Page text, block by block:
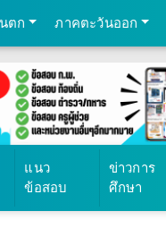
ตก ภาคตะวันออก
แนว
ข้อสอบ
ข่าวการ
ศึกษา